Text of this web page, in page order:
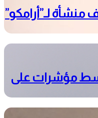
منشأة لـ”أرامكو”
مؤشرات على